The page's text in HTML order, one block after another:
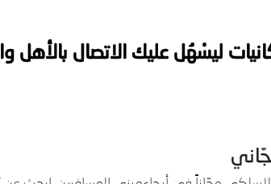
ليسْهُل عليك الاتصال بالأهل